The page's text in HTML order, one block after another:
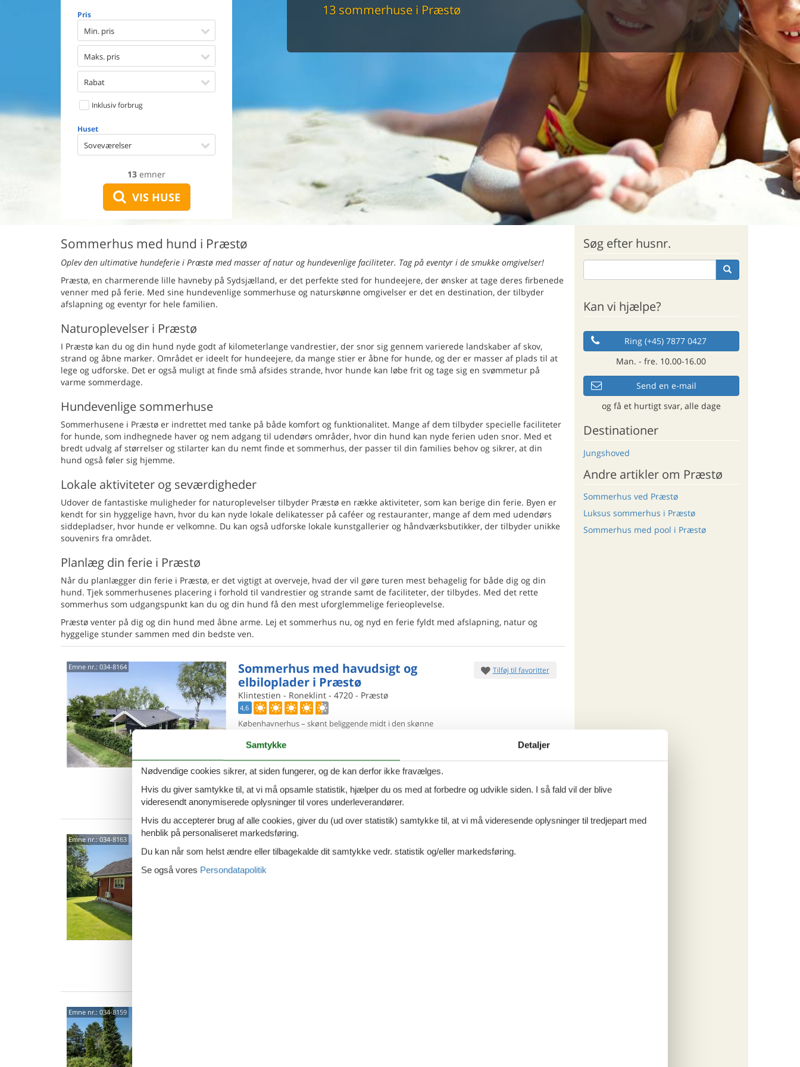
Pris
Min. pris
Maks. pris
Rabat
Inklusiv forbrug
Huset
Soveværelser
13 emner
VIS HUSE
Aircondition
Ladestander til elbil
13 sommerhuse i Præstø
Sommerhus med hund i Præstø
Oplev den ultimative hundeferie i Præstø med masser af natur og hundevenlige faciliteter. Tag på eventyr i de smukke omgivelser!
Præstø, en charmerende lille havneby på Sydsjælland, er det perfekte sted for hundeejere, der ønsker at tage deres firbenede
venner med på ferie. Med sine hundevenlige sommerhuse og naturskønne omgivelser er det en destination, der tilbyder
afslapning og eventyr for hele familien.
Naturoplevelser i Præstø
I Præstø kan du og din hund nyde godt af kilometerlange vandrestier, der snor sig gennem varierede landskaber af skov,
strand og åbne marker. Området er ideelt for hundeejere, da mange stier er åbne for hunde, og der er masser af plads til at
lege og udforske. Det er også muligt at finde små afsides strande, hvor hunde kan løbe frit og tage sig en svømmetur på
varme sommerdage.
Hundevenlige sommerhuse
Sommerhusene i Præstø er indrettet med tanke på både komfort og funktionalitet. Mange af dem tilbyder specielle faciliteter
for hunde, som indhegnede haver og nem adgang til udendørs områder, hvor din hund kan nyde ferien uden snor. Med et
bredt udvalg af størrelser og stilarter kan du nemt finde et sommerhus, der passer til din families behov og sikrer, at din
hund også føler sig hjemme.
Lokale aktiviteter og seværdigheder
Udover de fantastiske muligheder for naturoplevelser tilbyder Præstø en række aktiviteter, som kan berige din ferie. Byen er
kendt for sin hyggelige havn, hvor du kan nyde lokale delikatesser på caféer og restauranter, mange af dem med udendørs
siddepladser, hvor hunde er velkomne. Du kan også udforske lokale kunstgallerier og håndværksbutikker, der tilbyder unikke
souvenirs fra området.
Planlæg din ferie i Præstø
Når du planlægger din ferie i Præstø, er det vigtigt at overveje, hvad der vil gøre turen mest behagelig for både dig og din
hund. Tjek sommerhusenes placering i forhold til vandrestier og strande samt de faciliteter, der tilbydes. Med det rette
sommerhus som udgangspunkt kan du og din hund få den mest uforglemmelige ferieoplevelse.
Præstø venter på dig og din hund med åbne arme. Lej et sommerhus nu, og nyd en ferie fyldt med afslapning, natur og
hyggelige stunder sammen med din bedste ven.
Emne nr.: 034-8164
Sommerhus med havudsigt og
elbiloplader i Præstø
Klintestien - Roneklint - 4720 - Præstø
4,6
Københavnerhus – skønt beliggende midt i den skønne
brændeovn, Tv med danske kanaler og radio. Køkken
8 personer
1 husdyr
3 soveværelser
1 badeværelse
Vand 25
Indkøb 9000
Tilføj til favoritter
7 overnatninger
FraDKK6.823,-
Mere info
VIS MERE
Emne nr.:034-8163
Charmerende træsommerhus nær
strand og Præstø
Kohavevej - Roneklint - 4720 - Præstø
Emne nr.: 034-8159
Søg efter husnr.
Kan vi hjælpe?
Ring (+45) 7877 0427
Man. - fre. 10.00-16.00
Send en e-mail
og få et hurtigt svar, alle dage
Destinationer
Jungshoved
Andre artikler om Præstø
Sommerhus ved Præstø
Luksus sommerhus i Præstø
Sommerhus med pool i Præstø
Samtykke Detaljer
Nødvendige cookies sikrer, at siden fungerer, og de kan derfor ikke fravælges.
Hvis du giver samtykke til, at vi må opsamle statistik, hjælper du os med at forbedre og udvikle siden. I så fald vil der blive
videresendt anonymiserede oplysninger til vores underleverandører.
Hvis du accepterer brug af alle cookies, giver du (ud over statistik) samtykke til, at vi må videresende oplysninger til tredjepart med
henblik på personaliseret markedsføring.
Du kan når som helst ændre eller tilbagekalde dit samtykke vedr. statistik og/eller markedsføring.
Se også vores Persondatapolitik